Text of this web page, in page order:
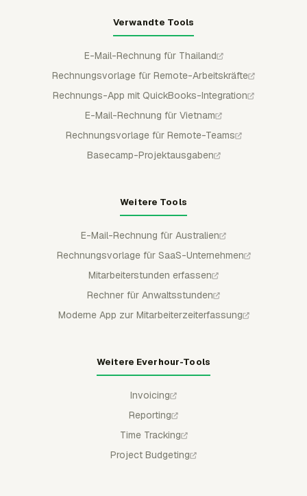
Verwandte Tools
E-Mail-Rechnung für Thailand
Rechnungsvorlage für Remote-Arbeitskräfte
Rechnungs-App mit QuickBooks-Integration
E-Mail-Rechnung für Vietnam
Rechnungsvorlage für Remote-Teams
Basecamp-Projektausgaben
Weitere Tools
E-Mail-Rechnung für Australien
Rechnungsvorlage für SaaS-Unternehmen
Mitarbeiterstunden erfassen
Rechner für Anwaltsstunden
Moderne App zur Mitarbeiterzeiterfassung
Weitere Everhour-Tools
Invoicing
Reporting
Time Tracking
Project Budgeting